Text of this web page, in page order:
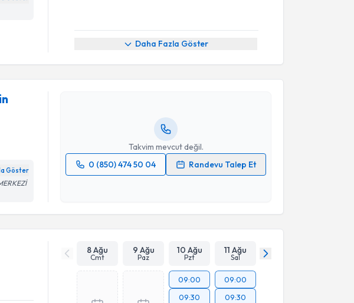
Daha Fazla Göster
Göster
Takvim mevcut değil.
0 (850) 474 50 04
Randevu Talep Et
Randevu Takvimi Talebi
Prof. Dr. Muhammed Keskiniçin randevu takvimi talebi
oluşturun. Size bu uzmandan randevu almanız için bir takvim
8 Ağu
Cmt
9 Ağu
Paz
10 Ağu
Pzt
11 Ağu
Sal
09:00
09:30
09:00
09:30